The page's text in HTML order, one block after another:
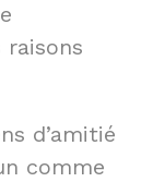
d’amitié
comme